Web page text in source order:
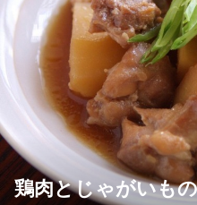
鶏肉とじゃがいも